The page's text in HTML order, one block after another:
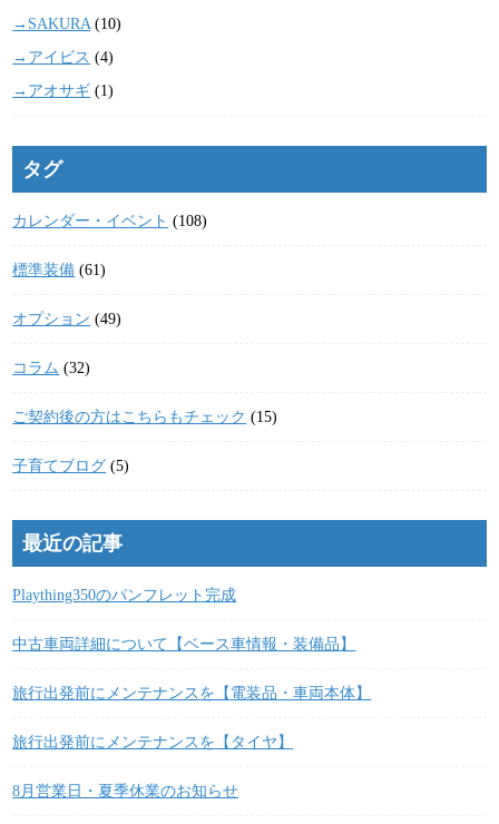
→SAKURA (10)
→アイビス (4)
→アオサギ (1)
タグ
カレンダー・イベント (108)
標準装備 (61)
オプション (49)
コラム (32)
ご契約後の方はこちらもチェック (15)
子育てブログ (5)
最近の記事
Plaything350のパンフレット完成
中古車両詳細について【ベース車情報・装備品】
旅行出発前にメンテナンスを【電装品・車両本体】
旅行出発前にメンテナンスを【タイヤ】
8月営業日・夏季休業のお知らせ